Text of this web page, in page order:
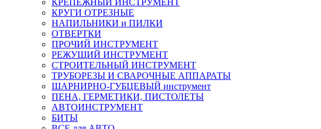
КРУГИ ОТРЕЗНЫЕ
НАПИЛЬНИКИ и ПИЛКИ
ОТВЕРТКИ
ПРОЧИЙ ИНСТРУМЕНТ
РЕЖУЩИЙ ИНСТРУМЕНТ
СТРОИТЕЛЬНЫЙ ИНСТРУМЕНТ
ТРУБОРЕЗЫ И СВАРОЧНЫЕ АППАРАТЫ
ШАРНИРНО-ГУБЦЕВЫЙ инструмент
ПЕНА, ГЕРМЕТИКИ, ПИСТОЛЕТЫ
АВТОИНСТРУМЕНТ
БИТЫ